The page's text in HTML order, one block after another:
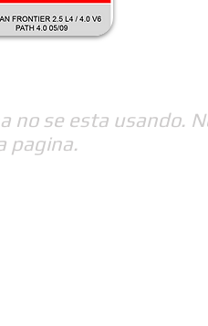
no se esta usando.
pagina.